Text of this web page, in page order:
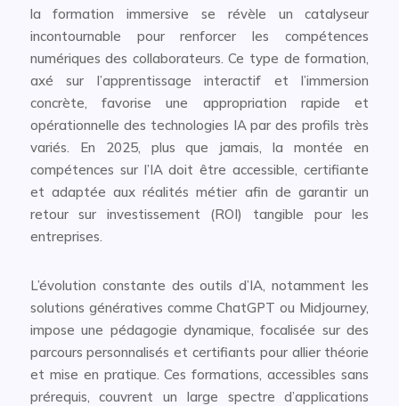
la formation immersive se révèle un catalyseur
incontournable pour renforcer les compétences
numériques des collaborateurs. Ce type de formation,
axé sur l’apprentissage interactif et l’immersion
concrète, favorise une appropriation rapide et
opérationnelle des technologies IA par des profils très
variés. En 2025, plus que jamais, la montée en
compétences sur l’IA doit être accessible, certifiante
et adaptée aux réalités métier afin de garantir un
retour sur investissement (ROI) tangible pour les
entreprises.
L’évolution constante des outils d’IA, notamment les
solutions génératives comme ChatGPT ou Midjourney,
impose une pédagogie dynamique, focalisée sur des
parcours personnalisés et certifiants pour allier théorie
et mise en pratique. Ces formations, accessibles sans
prérequis, couvrent un large spectre d’applications